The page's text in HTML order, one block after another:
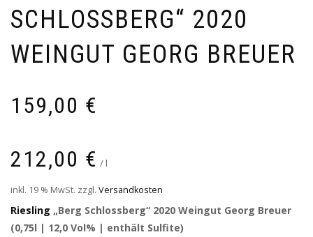
SCHLOSSBERG“ 2020
WEINGUT GEORG BREUER
159,00 €
212,00 € / l
inkl. 19 % MwSt. zzgl. Versandkosten
Riesling „Berg Schlossberg“ 2020 Weingut Georg Breuer
(0,75l | 12,0 Vol% | enthält Sulfite)